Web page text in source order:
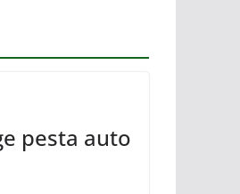
pesta auto